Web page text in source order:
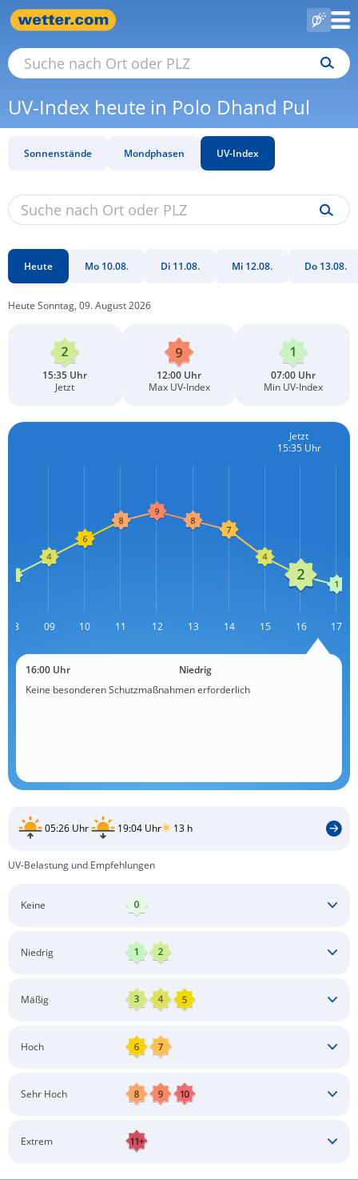
UV-Index heute in Polo Dhand Pul
Sonnenstände Mondphasen UV-Index
Heute Mo 10.08. Di 11.08. Mi 12.08. Do 13.08.
Heute Sonntag, 09. August 2026
15:35 Uhr
Jetzt
12:00 Uhr
Max UV-Index
07:00 Uhr
Min UV-Index
Jetzt
15:35 Uhr
08 09 10 11 12 13 14 15 16 17
16:00 Uhr
Niedrig
Keine besonderen Schutzmaßnahmen erforderlich
05:26 Uhr 19:04 Uhr 13 h
UV-Belastung und Empfehlungen
Keine
Niedrig
Mäßig
Langärmlige Bekleidung
Hoch
Langärmlige Bekleidung
Sonnenbrille
Sehr Hoch
Langärmlige Bekleidung
Extrem